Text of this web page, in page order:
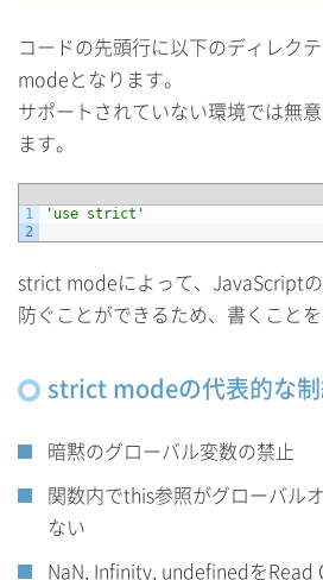
コードの先頭行に以下のディレク
modeとなります。
サポートされていない環境では無
ます。
1
2
'use strict'
strict modeによって、JavaScript
防ぐことができるため、書くことを
strict modeの代表的な
暗黙のグローバル変数の禁止
関数内でthis参照がグローバル
ない
NaN, Infinity, undefinedをRead